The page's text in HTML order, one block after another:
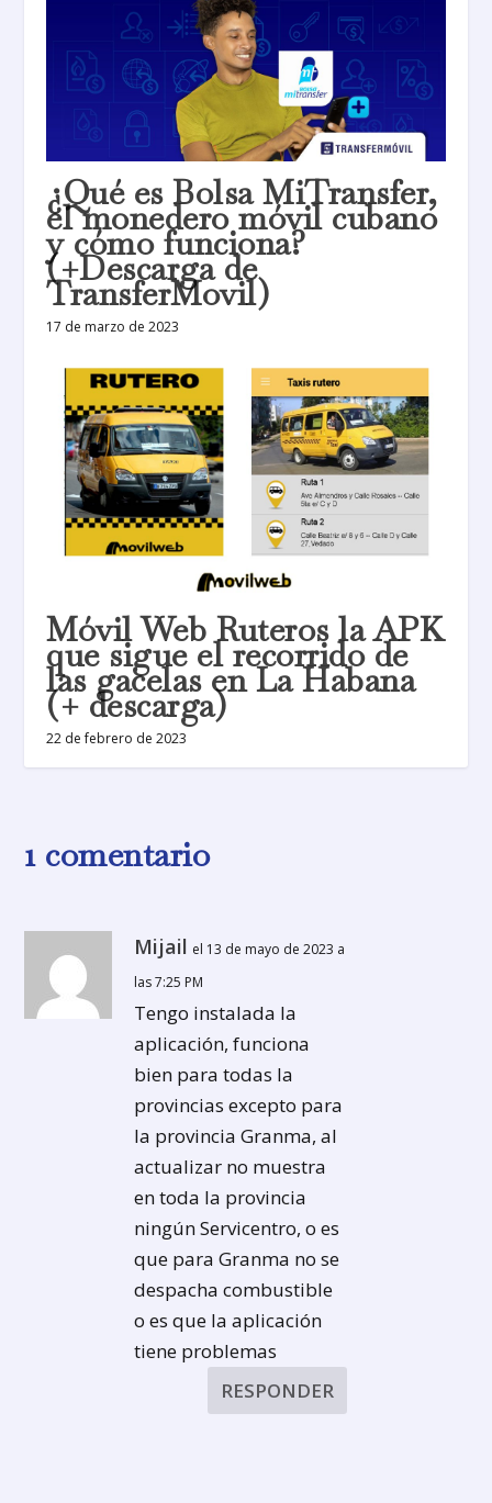
¿Qué es Bolsa MiTransfer,
el monedero móvil cubano
y cómo funciona?
(+Descarga de
TransferMovil)
17 de marzo de 2023
Móvil Web Ruteros la APK
que sigue el recorrido de
las gacelas en La Habana
(+ descarga)
22 de febrero de 2023
1 comentario
Mijail el 13 de mayo de 2023 a
las 7:25 PM
Tengo instalada la
aplicación, funciona
bien para todas la
provincias excepto para
la provincia Granma, al
actualizar no muestra
en toda la provincia
ningún Servicentro, o es
que para Granma no se
despacha combustible
o es que la aplicación
tiene problemas
RESPONDER